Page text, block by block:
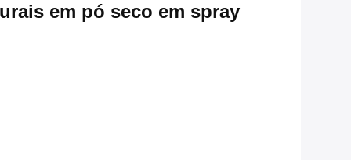
em pó seco em spray